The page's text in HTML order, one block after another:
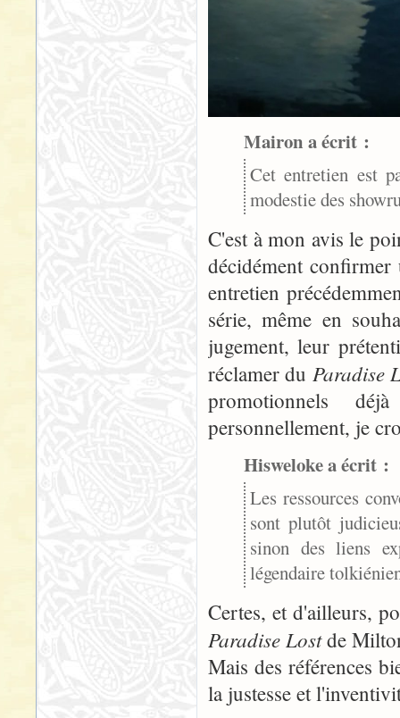
Mairon a écrit :
Cet entretien est
modestie des
C'est à mon avis le
décidément confirmer
entretien
série, même en
jugement, leur
réclamer du Paradise
promotionnels
personnellement, je
Hisweloke a écrit :
Les ressources
sont plutôt
sinon des liens
légendaire
Certes, et d'ailleurs,
Paradise Lostde
Mais des références
la justesse et